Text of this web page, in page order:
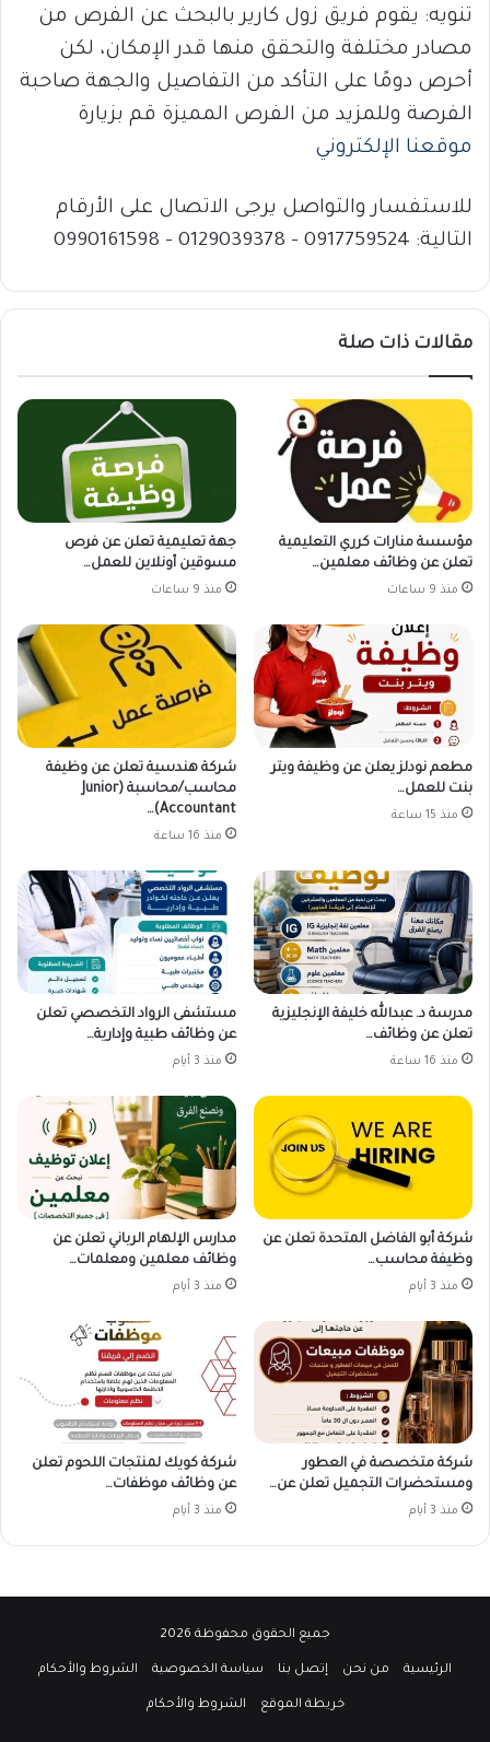
تنويه: يقوم فريق زول كارير بالبحث عن الفرص من
مصادر مختلفة والتحقق منها قدر الإمكان، لكن
أحرص دومًا على التأكد من التفاصيل والجهة صاحبة
الفرصة وللمزيد من الفرص المميزة قم بزيارة
موقعنا الإلكتروني
للاستفسار والتواصل يرجى الاتصال على الأرقام
التالية: 0917759524 – 0129039378 – 0990161598
مقالات ذات صلة
مؤسسة منارات كرري التعليمية
تعلن عن وظائف معلمين…
منذ 9 ساعات
جهة تعليمية تعلن عن فرص
مسوقين أونلاين للعمل…
منذ 9 ساعات
مطعم نودلز يعلن عن وظيفة ويتر
بنت للعمل…
منذ 15 ساعة
شركة هندسية تعلن عن وظيفة
محاسب/محاسبة (Junior
Accountant)…
منذ 16 ساعة
مدرسة د. عبدالله خليفة الإنجليزية
تعلن عن وظائف…
منذ 16 ساعة
مستشفى الرواد التخصصي تعلن
عن وظائف طبية وإدارية…
منذ 3 أيام
شركة أبو الفاضل المتحدة تعلن عن
وظيفة محاسب…
منذ 3 أيام
مدارس الإلهام الرباني تعلن عن
وظائف معلمين ومعلمات…
منذ 3 أيام
شركة متخصصة في العطور
ومستحضرات التجميل تعلن عن…
منذ 3 أيام
شركة كويك لمنتجات اللحوم تعلن
عن وظائف موظفات…
منذ 3 أيام
جميع الحقوق محفوظة 2026
الرئيسية من نحن إتصل بنا سياسة الخصوصية الشروط والأحكام
خريطة الموقع الشروط والأحكام